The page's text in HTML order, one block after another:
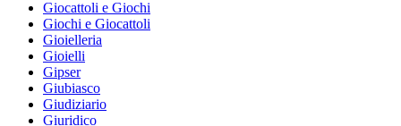
Giocattoli e Giochi
Giochi e Giocattoli
Gioielleria
Gioielli
Gipser
Giubiasco
Giudiziario
Giuridico